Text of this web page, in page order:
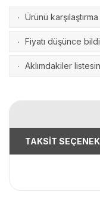
· Ürünü
· Fiyatı düşünce
· Aklımdakiler
TAKSİT